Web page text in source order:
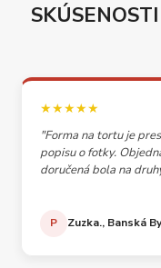
★★★★★
"Forma na tortu je
popisu o fotky.
doručená bola na
P Zuzka., Banská